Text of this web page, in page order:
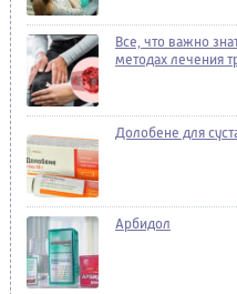
Все, что важно
методах лечения
Долобене для
Арбидол